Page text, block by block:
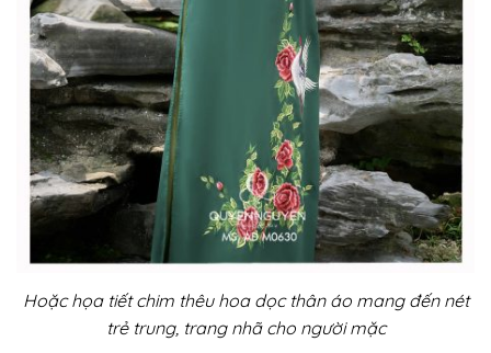
Hoặc họa tiết chim thêu hoa dọc thân áo mang đến nét
trẻ trung, trang nhã cho người mặc